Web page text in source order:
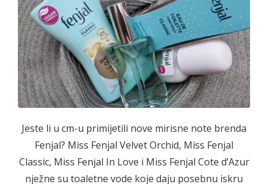
Jeste li u cm-u primijetili nove mirisne note brenda
Fenjal? Miss Fenjal Velvet Orchid, Miss Fenjal
Classic, Miss Fenjal In Love i Miss Fenjal Cote d’Azur
nježne su toaletne vode koje daju posebnu iskru